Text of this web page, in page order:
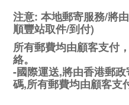
注意: 本地郵寄服務/將
順豐站取件/到付)
所有郵費均由顧客支付
絡。
-國際運送,將由香港郵政
碼,所有郵費均由顧客支